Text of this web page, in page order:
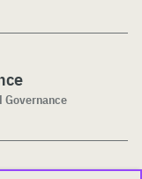
Governance